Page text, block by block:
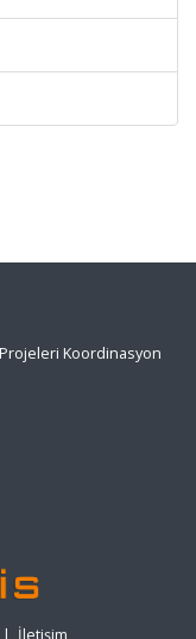
Koordinasyon
| İletişim